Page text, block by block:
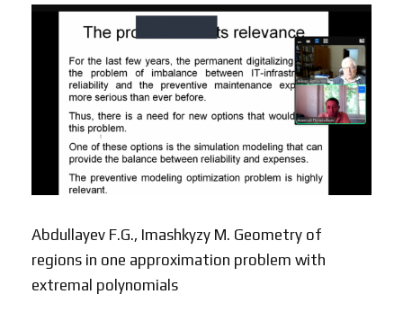
Abdullayev F.G., Imashkyzy M. Geometry of
regions in one approximation problem with
extremal polynomials